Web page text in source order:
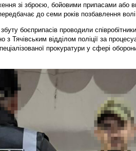
зі зброєю, бойовими припасами або
до семи років позбавлення
боєприпасів проводили
з Тячівським відділом поліції за
прокуратури у сфері